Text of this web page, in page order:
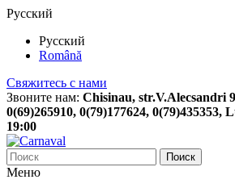
Русский
Русский
Română
Свяжитесь с нами
Звоните нам: Chisinau, str.V.Alecsandri
0(69)265910, 0(79)177624, 0(79)435353,
19:00
Поиск
Меню